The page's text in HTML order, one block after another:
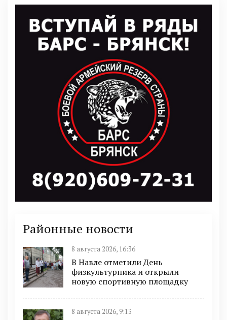
Районные новости
8 августа 2026, 16:36
В Навле отметили День
физкультурника и открыли
новую спортивную площадку
8 августа 2026, 9:13